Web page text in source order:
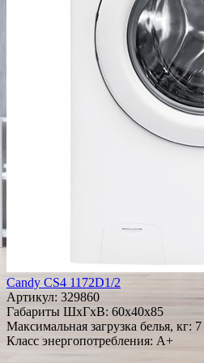
Candy CS4 1172D1/2
Артикул: 329860
Габариты ШxГxВ: 60x40x85
Максимальная загрузка белья, кг: 7
Класс энергопотребления: A+